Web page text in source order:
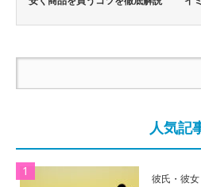
人気記
彼氏・彼